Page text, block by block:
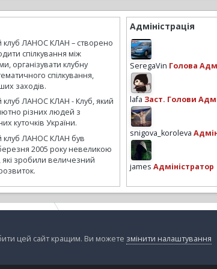
клуб ЛАНОС КЛАН – створено
спілкування між
організувати клубну
спілкування,
заходів.
клуб ЛАНОС КЛАН - Клуб, який
різних людей з
куточків України.
клуб ЛАНОС КЛАН був
2005 року невеликою
зробили величезний
Адміністрація
SeregaVin Голова
lafa Заст. Голови
snigova_koroleva
james Адміністратор
цей сайт кращим. Ви можете змінити налаштування